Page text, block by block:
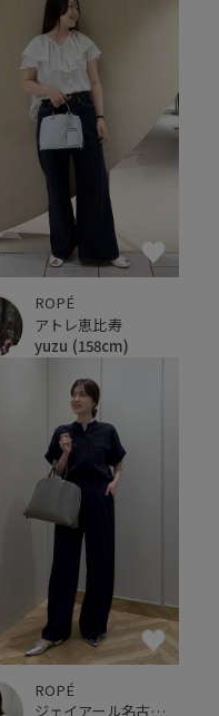
ROPÉ
アトレ恵比寿
yuzu (158cm)
ROPÉ
ジェイアール名古屋タカシマヤ